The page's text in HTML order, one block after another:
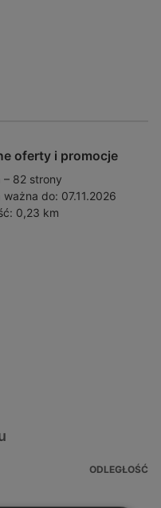
oferty i promocje
– 82 strony
ważna do: 07.11.2026
0,23 km
ODLEGŁOŚĆ